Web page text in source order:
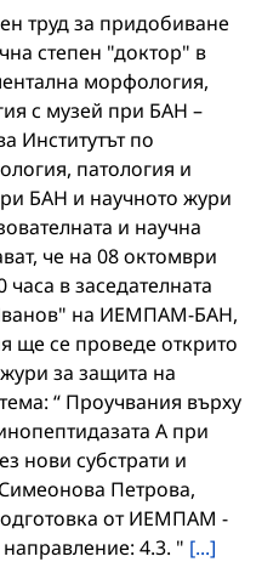
труд за придобиване
степен "доктор" в
морфология,
с музей при БАН –
Институтът по
патология и
БАН и научното жури
и научна
че на 08 октомври
часа в заседателната
на ИЕМПАМ-БАН,
ще се проведе открито
за защита на
“ Проучвания върху
А при
нови субстрати и
Петрова,
от ИЕМПАМ -
4.3. " [...]